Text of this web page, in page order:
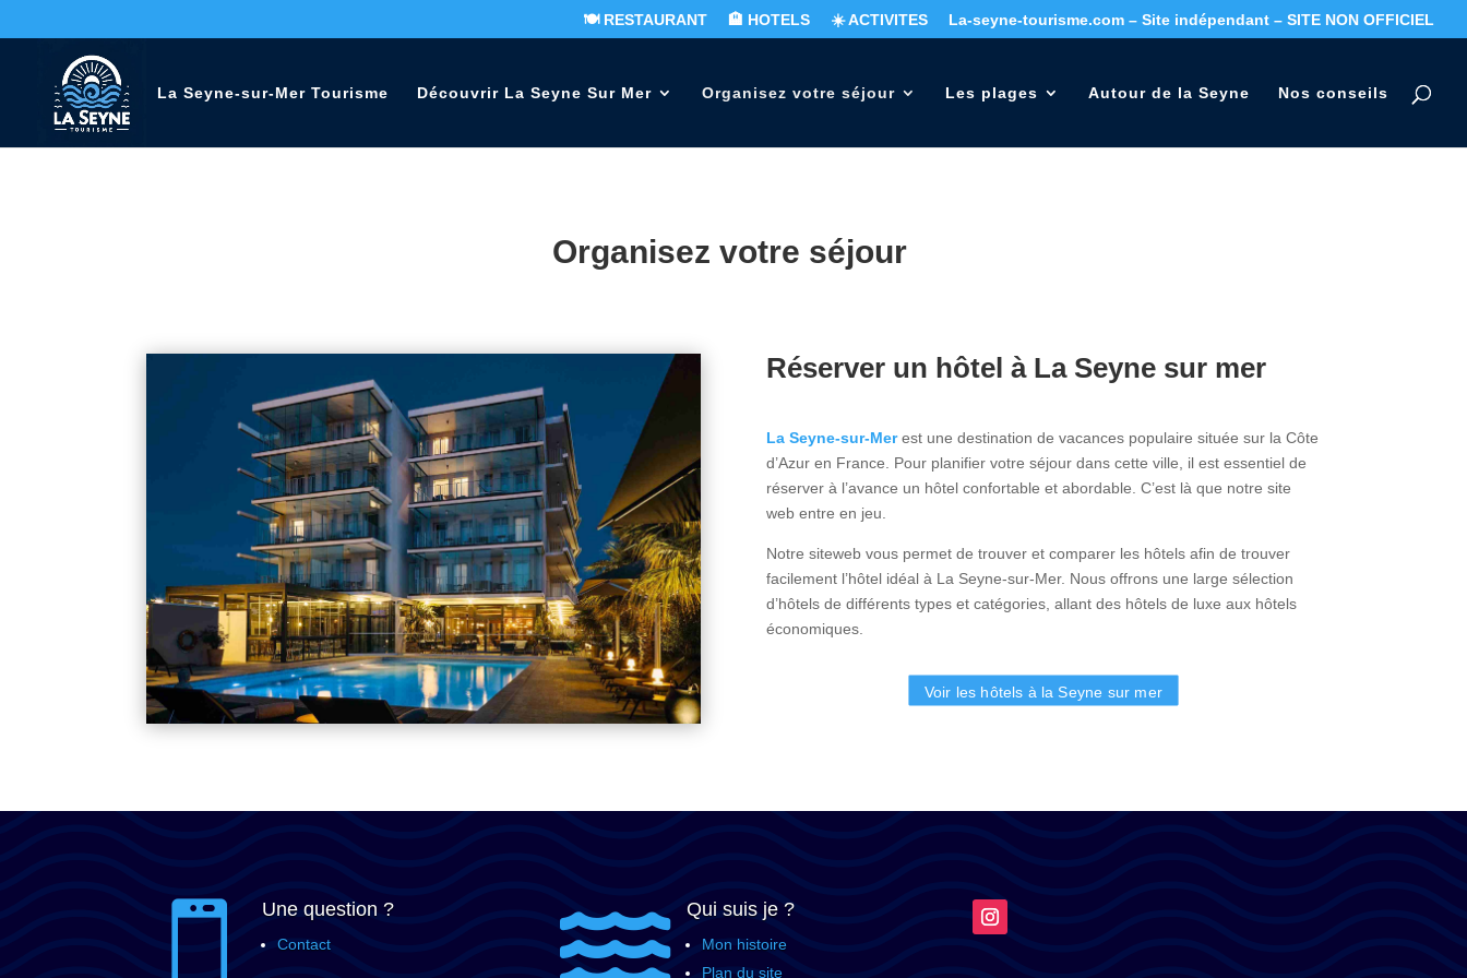
🍽️ RESTAURANT 🏨 HOTELS ☀️ ACTIVITES La-seyne-tourisme.com – Site indépendant – SITE NON OFFICIEL
La Seyne-sur-Mer Tourisme Découvrir La Seyne Sur Mer Organisez votre séjour Les plages Autour de la Seyne Nos conseils
Organisez votre séjour
Réserver un hôtel à La Seyne sur mer
La Seyne-sur-Mer est une destination de vacances populaire située sur la Côte
d’Azur en France. Pour planifier votre séjour dans cette ville, il est essentiel de
réserver à l’avance un hôtel confortable et abordable. C’est là que notre site
web entre en jeu.
Notre siteweb vous permet de trouver et comparer les hôtels afin de trouver
facilement l’hôtel idéal à La Seyne-sur-Mer. Nous offrons une large sélection
d’hôtels de différents types et catégories, allant des hôtels de luxe aux hôtels
économiques.
Voir les hôtels à la Seyne sur mer
 Une question ?
Contact  Qui suis je ?
Mon histoire
Plan du site